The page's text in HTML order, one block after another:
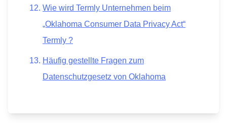
Wie wird Termly Unternehmen beim
„Oklahoma Consumer Data Privacy Act“
Termly ?
Häufig gestellte Fragen zum
Datenschutzgesetz von Oklahoma